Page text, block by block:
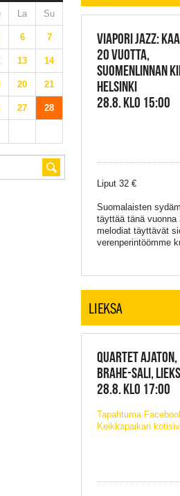
La Su
6 7
13 14
20 21
27 28
VIAPORI JAZZ:
20 VUOTTA,
SUOMENLINNAN
HELSINKI
28.8. KLO 15:00
Liput 32 €
Suomalaisten
täyttää tänä vuonna
melodiat täyttävät
verenperintöömme
LIEKSA
QUARTET AJATON,
BRAHE-SALI,
28.8. KLO 17:00
Tapahtuma
Keikkapaikan